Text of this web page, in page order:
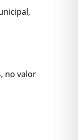
no valor